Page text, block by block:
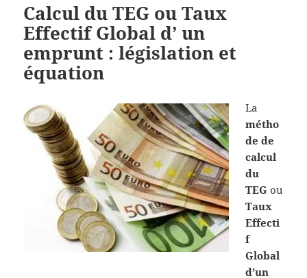
Calcul du TEG ou Taux
Effectif Global d’ un
emprunt : législation et
équation
La
métho
de de
calcul
du
TEG ou
Taux
Effecti
f
Global
d’un